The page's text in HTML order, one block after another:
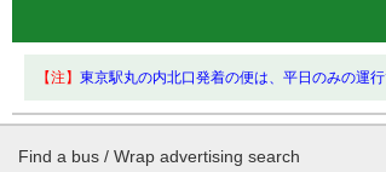
【注】 東京駅丸の内北口発着の便は、平日のみの運行
Find a bus / Wrap advertising search